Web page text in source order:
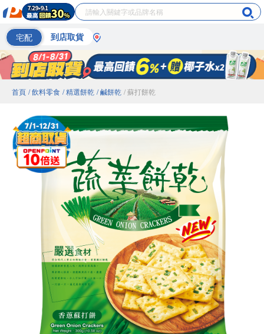
宅配 到店取貨
首頁 / 飲料零食 / 精選餅乾 / 鹹餅乾 / 蘇打餅乾